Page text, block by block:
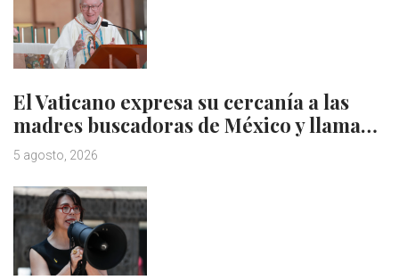
El Vaticano expresa su cercanía a las
madres buscadoras de México y llama…
5 agosto, 2026